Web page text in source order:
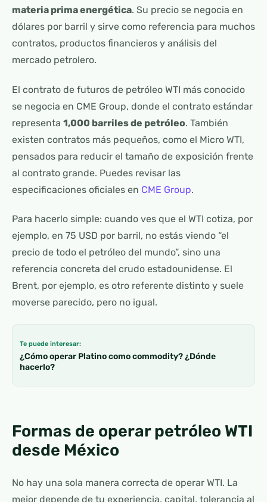
materia prima energética. Su precio se negocia en
dólares por barril y sirve como referencia para muchos
contratos, productos financieros y análisis del
mercado petrolero.
El contrato de futuros de petróleo WTI más conocido
se negocia en CME Group, donde el contrato estándar
representa 1,000 barriles de petróleo. También
existen contratos más pequeños, como el Micro WTI,
pensados para reducir el tamaño de exposición frente
al contrato grande. Puedes revisar las
especificaciones oficiales en CME Group.
Para hacerlo simple: cuando ves que el WTI cotiza, por
ejemplo, en 75 USD por barril, no estás viendo “el
precio de todo el petróleo del mundo”, sino una
referencia concreta del crudo estadounidense. El
Brent, por ejemplo, es otro referente distinto y suele
moverse parecido, pero no igual.
Te puede interesar:
¿Cómo operar Platino como commodity? ¿Dónde
hacerlo?
Formas de operar petróleo WTI
desde México
No hay una sola manera correcta de operar WTI. La
mejor depende de tu experiencia, capital, tolerancia al